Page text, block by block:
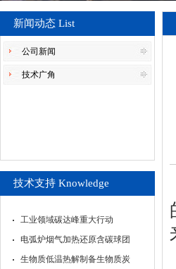
新闻动态 List
公司新闻
技术广角
技术支持 Knowledge
工业领域碳达峰重大行动
电弧炉烟气加热还原含碳球团
生物质低温热解制备生物质炭